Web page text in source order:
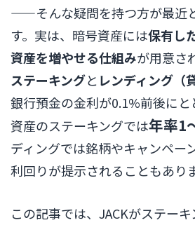
——そんな疑問を持つ方が最近
す。実は、暗号資産には保有し
資産を増やせる仕組みが用意さ
ステーキングと レンディング（
銀行預金の金利が0.1%前後に
資産のステーキングでは年率1
ディングでは銘柄やキャンペー
利回りが提示されることもあり
この記事では、JACKがステー